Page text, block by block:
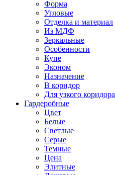
Форма
Угловые
Отделка и материал
Из МДФ
Зеркальные
Особенности
Купе
Эконом
Назначение
В коридор
Для узкого коридора
Гардеробные
Цвет
Белые
Светлые
Серые
Темные
Цена
Элитные